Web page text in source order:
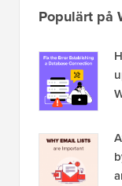
Populärt på